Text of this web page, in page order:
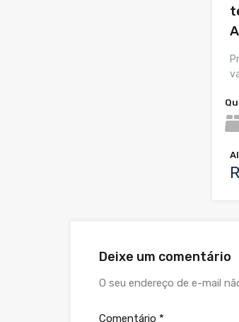
Deixe um comentário
O seu endereço de e-mail
Comentário *